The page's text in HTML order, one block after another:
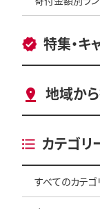
特集・キ
地域か
カテゴリ
すべてのカテゴ